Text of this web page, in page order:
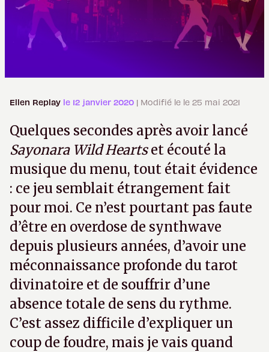
Ellen Replay le 12 janvier 2020 | Modifié le le 25 mai 2021
Quelques secondes après avoir lancé
Sayonara Wild Heartset écouté la
musique du menu, tout était évidence
: ce jeu semblait étrangement fait
pour moi. Ce n’est pourtant pas faute
d’être en overdose de synthwave
depuis plusieurs années, d’avoir une
méconnaissance profonde du tarot
divinatoire et de souffrir d’une
absence totale de sens du rythme.
C’est assez difficile d’expliquer un
coup de foudre, mais je vais quand